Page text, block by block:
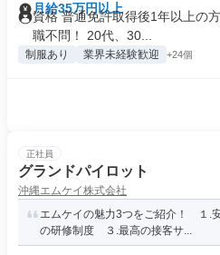
月給35万円以上
資格 普通免許取得後1年以上の
職不問！ 20代、30...
制服あり 業界未経験歓迎 +24個
正社員
グランドパイロット
沖縄エムケイ株式会社
エムケイの魅力3つをご紹介！ １.
の研修制度 ３.最高の接客サ...